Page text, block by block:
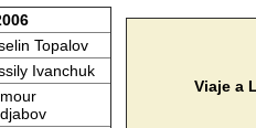
Topalov
Ivanchuk
Viaje a